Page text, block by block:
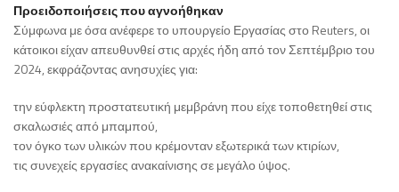
Προειδοποιήσεις που αγνοήθηκαν
Σύμφωνα με όσα ανέφερε το υπουργείο Εργασίας στο Reuters, οι
κάτοικοι είχαν απευθυνθεί στις αρχές ήδη από τον Σεπτέμβριο του
2024, εκφράζοντας ανησυχίες για:
την εύφλεκτη προστατευτική μεμβράνη που είχε τοποθετηθεί στις
σκαλωσιές από μπαμπού,
τον όγκο των υλικών που κρέμονταν εξωτερικά των κτιρίων,
τις συνεχείς εργασίες ανακαίνισης σε μεγάλο ύψος.